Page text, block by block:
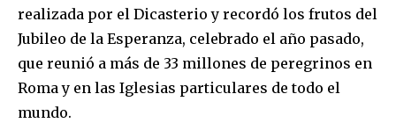
realizada por el Dicasterio y recordó los frutos del
Jubileo de la Esperanza, celebrado el año pasado,
que reunió a más de 33 millones de peregrinos en
Roma y en las Iglesias particulares de todo el
mundo.